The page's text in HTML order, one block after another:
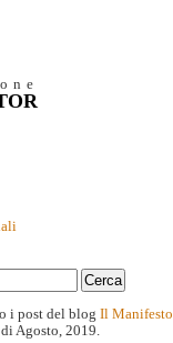
i post del blog Il Manifesto
Agosto, 2019.